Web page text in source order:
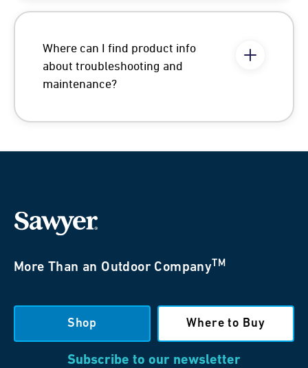
Where can I find product info
about troubleshooting and
maintenance?
More Than an Outdoor CompanyTM
Shop Where to Buy
Subscribe to our newsletter